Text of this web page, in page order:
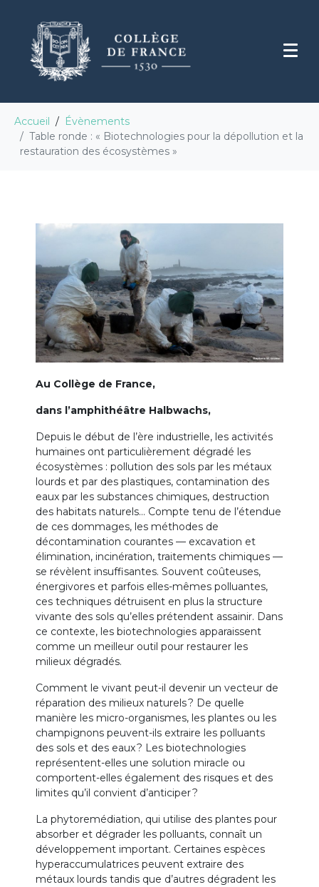
Accueil
Évènements
Table ronde : « Biotechnologies pour la dépollution et la
restauration des écosystèmes »
Au Collège de France,
dans l’amphithéâtre Halbwachs,
Depuis le début de l’ère industrielle, les activités
humaines ont particulièrement dégradé les
écosystèmes : pollution des sols par les métaux
lourds et par des plastiques, contamination des
eaux par les substances chimiques, destruction
des habitats naturels… Compte tenu de l’étendue
de ces dommages, les méthodes de
décontamination courantes — excavation et
élimination, incinération, traitements chimiques —
se révèlent insuffisantes. Souvent coûteuses,
énergivores et parfois elles-mêmes polluantes,
ces techniques détruisent en plus la structure
vivante des sols qu’elles prétendent assainir. Dans
ce contexte, les biotechnologies apparaissent
comme un meilleur outil pour restaurer les
milieux dégradés.
Comment le vivant peut-il devenir un vecteur de
réparation des milieux naturels ? De quelle
manière les micro-organismes, les plantes ou les
champignons peuvent-ils extraire les polluants
des sols et des eaux ? Les biotechnologies
représentent-elles une solution miracle ou
comportent-elles également des risques et des
limites qu’il convient d’anticiper ?
La phytoremédiation, qui utilise des plantes pour
absorber et dégrader les polluants, connaît un
développement important. Certaines espèces
hyperaccumulatrices peuvent extraire des
métaux lourds tandis que d’autres dégradent les